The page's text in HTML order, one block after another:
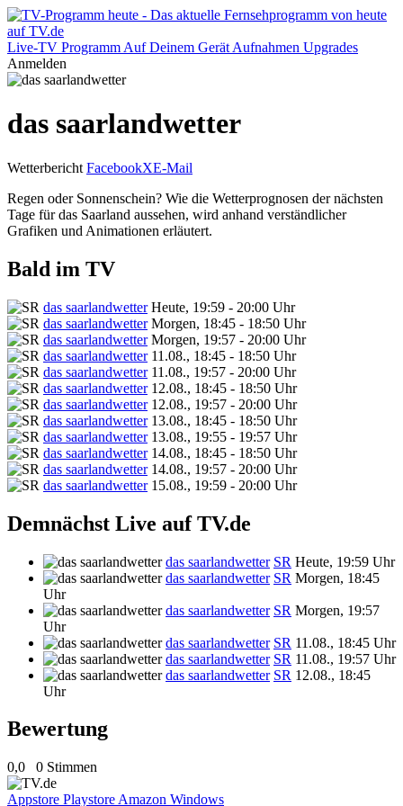
Live-TV Programm Auf Deinem Gerät Aufnahmen Upgrades
Anmelden
das saarlandwetter
Wetterbericht FacebookXE-Mail
Regen oder Sonnenschein? Wie die Wetterprognosen der nächsten
Tage für das Saarland aussehen, wird anhand verständlicher
Grafiken und Animationen erläutert.
Bald im TV
das saarlandwetter Heute, 19:59 - 20:00 Uhr
das saarlandwetter Morgen, 18:45 - 18:50 Uhr
das saarlandwetter Morgen, 19:57 - 20:00 Uhr
das saarlandwetter 11.08., 18:45 - 18:50 Uhr
das saarlandwetter 11.08., 19:57 - 20:00 Uhr
das saarlandwetter 12.08., 18:45 - 18:50 Uhr
das saarlandwetter 12.08., 19:57 - 20:00 Uhr
das saarlandwetter 13.08., 18:45 - 18:50 Uhr
das saarlandwetter 13.08., 19:55 - 19:57 Uhr
das saarlandwetter 14.08., 18:45 - 18:50 Uhr
das saarlandwetter 14.08., 19:57 - 20:00 Uhr
das saarlandwetter 15.08., 19:59 - 20:00 Uhr
Demnächst Live auf TV.de
das saarlandwetter SR Heute, 19:59 Uhr
das saarlandwetter SR Morgen, 18:45
Uhr
das saarlandwetter SR Morgen, 19:57
Uhr
das saarlandwetter SR 11.08., 18:45 Uhr
das saarlandwetter SR 11.08., 19:57 Uhr
das saarlandwetter SR 12.08., 18:45
Uhr
Bewertung
0,0 0 Stimmen
Appstore Playstore Amazon Windows